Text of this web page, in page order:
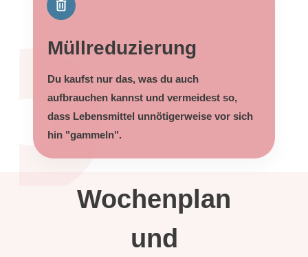
Müllreduzierung
Du kaufst nur das, was du auch
aufbrauchen kannst und vermeidest so,
dass Lebensmittel unnötigerweise vor sich
hin "gammeln".
Wochenplan
und